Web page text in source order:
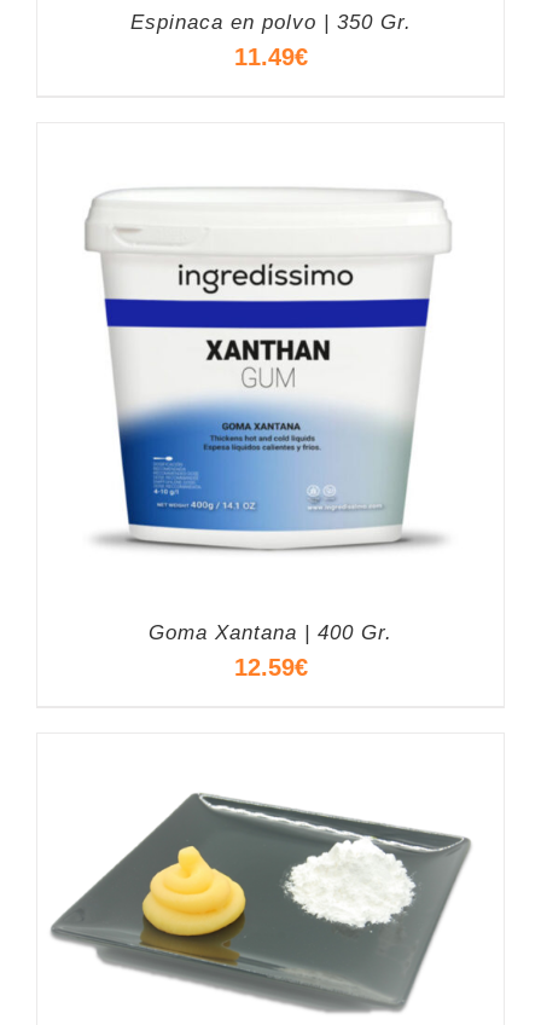
Espinaca en polvo | 350 Gr.
11.49€
Goma Xantana | 400 Gr.
12.59€